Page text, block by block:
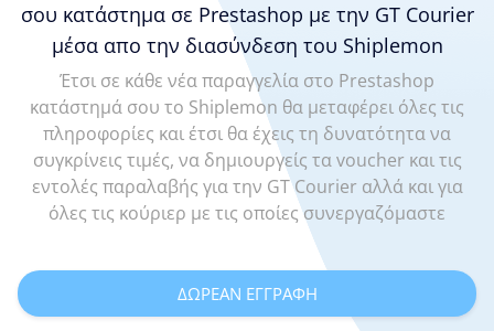
σου κατάστημα σε Prestashop με την GT Courier
μέσα απο την διασύνδεση του Shiplemon
Έτσι σε κάθε νέα παραγγελία στο Prestashop
κατάστημά σου το Shiplemon θα μεταφέρει όλες τις
πληροφορίες και έτσι θα έχεις τη δυνατότητα να
συγκρίνεις τιμές, να δημιουργείς τα voucher και τις
εντολές παραλαβής για την GT Courier αλλά και για
όλες τις κούριερ με τις οποίες συνεργαζόμαστε
ΔΩΡΕΑΝ ΕΓΓΡΑΦΗ